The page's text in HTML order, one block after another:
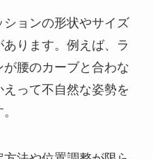
ョンの形状やサイズ
ります。例えば、ラ
腰のカーブと合わな
って不自然な姿勢を